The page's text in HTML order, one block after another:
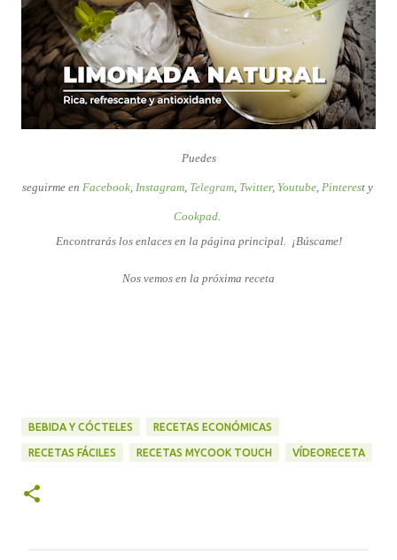
Puedes
seguirme en Facebook, Instagram, Telegram, Twitter, Youtube, Pinteresty
Cookpad.
Encontrarás los enlaces en la página principal. ¡Búscame!
Nos vemos en la próxima receta
BEBIDA Y CÓCTELES RECETAS ECONÓMICAS
RECETAS FÁCILES RECETAS MYCOOK TOUCH VÍDEORECETA